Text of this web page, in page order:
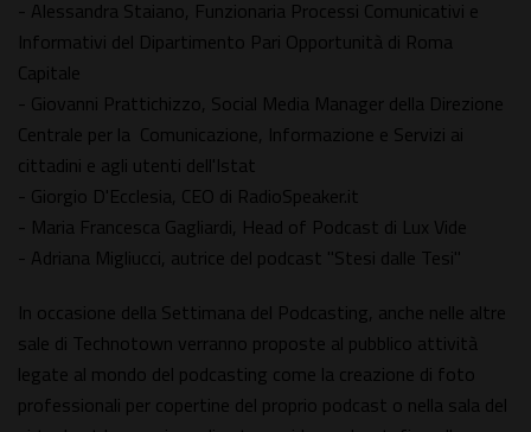
- Alessandra Staiano, Funzionaria Processi Comunicativi e
Informativi del Dipartimento Pari Opportunità di Roma
Capitale
- Giovanni Prattichizzo, Social Media Manager della Direzione
Centrale per la Comunicazione, Informazione e Servizi ai
cittadini e agli utenti dell'Istat
- Giorgio D'Ecclesia, CEO di RadioSpeaker.it
- Maria Francesca Gagliardi, Head of Podcast di Lux Vide
- Adriana Migliucci, autrice del podcast "Stesi dalle Tesi"
In occasione della Settimana del Podcasting, anche nelle altre
sale di Technotown verranno proposte al pubblico attività
legate al mondo del podcasting come la creazione di foto
professionali per copertine del proprio podcast o nella sala del